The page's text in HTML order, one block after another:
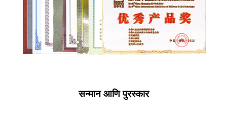
सन्मान आणि पुरस्कार